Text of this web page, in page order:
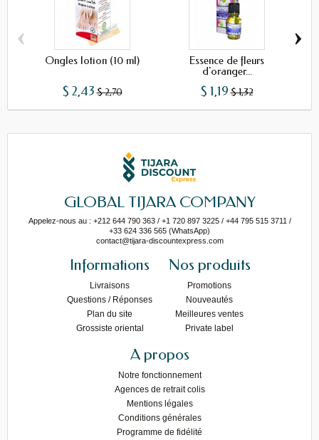
Ongles lotion (10 ml)
$ 2,43 $ 2,70
Essence de fleurs
d'oranger...
$ 1,19 $ 1,32
‹ ›
GLOBAL TIJARA COMPANY
Appelez-nous au : +212 644 790 363 / +1 720 897 3225 / +44 795 515 3711 /
+33 624 336 565 (WhatsApp)
contact@tijara-discountexpress.com
Informations
Livraisons
Questions / Réponses
Plan du site
Grossiste oriental
Nos produits
Promotions
Nouveautés
Meilleures ventes
Private label
A propos
Notre fonctionnement
Agences de retrait colis
Mentions légales
Conditions générales
Programme de fidélité